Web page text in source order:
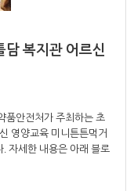
복지관 어르신
품안전처가 주최하는 초
영양교육 미니튼튼먹거
자세한 내용은 아래 블로